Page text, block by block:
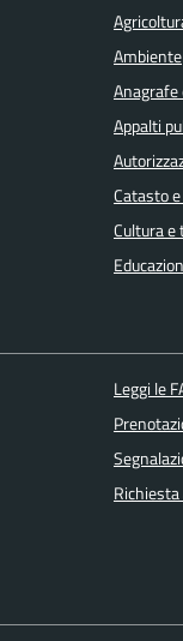
Ambiente
Appalti
Catasto
Cultura e
Leggi le